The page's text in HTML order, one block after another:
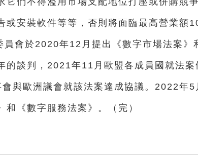
或安裝軟件等等，否則將面臨最高營業額
員會於2020年12月提出《數字市場法案》
的談判，2021年11月歐盟各成員國就法
與歐洲議會就該法案達成協議。2022年5
和《數字服務法案》。（完）